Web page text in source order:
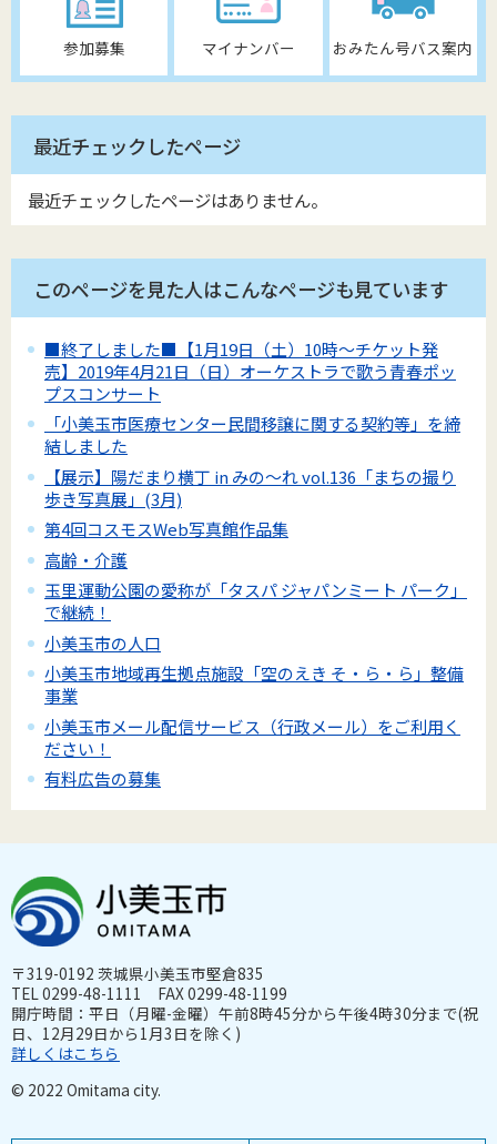
参加募集 マイナンバー おみたん号バス案内
最近チェックしたページ
最近チェックしたページはありません。
このページを見た人はこんなページも見ています
■終了しました■【1月19日（土）10時～チケット発
売】2019年4月21日（日）オーケストラで歌う青春ポッ
プスコンサート
「小美玉市医療センター民間移譲に関する契約等」を締
結しました
【展示】陽だまり横丁 in みの～れ vol.136「まちの撮り
歩き写真展」(3月)
第4回コスモスWeb写真館作品集
高齢・介護
玉里運動公園の愛称が「タスパ ジャパンミート パーク」
で継続！
小美玉市の人口
小美玉市地域再生拠点施設「空のえき そ・ら・ら」整備
事業
小美玉市メール配信サービス（行政メール）をご利用く
ださい！
有料広告の募集
〒319-0192 茨城県小美玉市堅倉835
TEL 0299-48-1111 FAX 0299-48-1199
開庁時間：平日（月曜-金曜）午前8時45分から午後4時30分まで(祝
日、12月29日から1月3日を除く)
詳しくはこちら
© 2022 Omitama city.